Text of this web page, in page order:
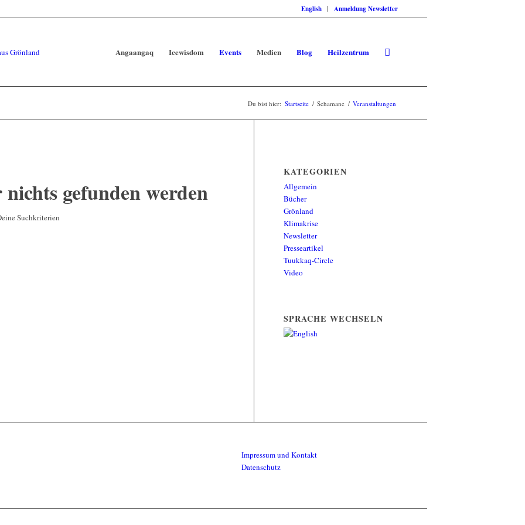
English Anmeldung Newsletter
Angaangaq Icewisdom Events Medien Blog Heilzentrum
Du bist hier: Startseite / Schamane / Veranstaltungen
gefunden werden
Suchkriterien
KATEGORIEN
Allgemein
Bücher
Grönland
Klimakrise
Newsletter
Presseartikel
Tuukkaq-Circle
Video
SPRACHE WECHSELN
Impressum und Kontakt
Datenschutz